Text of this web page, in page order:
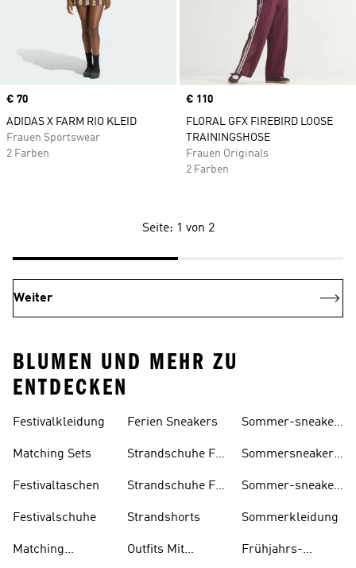
Price
€ 70
ADIDAS X FARM RIO KLEID
Frauen Sportswear
2 Farben
Price
€ 110
FLORAL GFX FIREBIRD LOOSE
TRAININGSHOSE
Frauen Originals
2 Farben
Seite: 1 von 2
Weiter
BLUMEN UND MEHR ZU
ENTDECKEN
Festivalkleidung
Matching Sets
Festivaltaschen
Festivalschuhe
Matching
Ferien Sneakers
Strandschuhe Für
Strandschuhe Für
Strandshorts
Outfits Mit
Sommer-sneaker
Sommersneaker
Sommer-sneaker
Sommerkleidung
Frühjahrs-